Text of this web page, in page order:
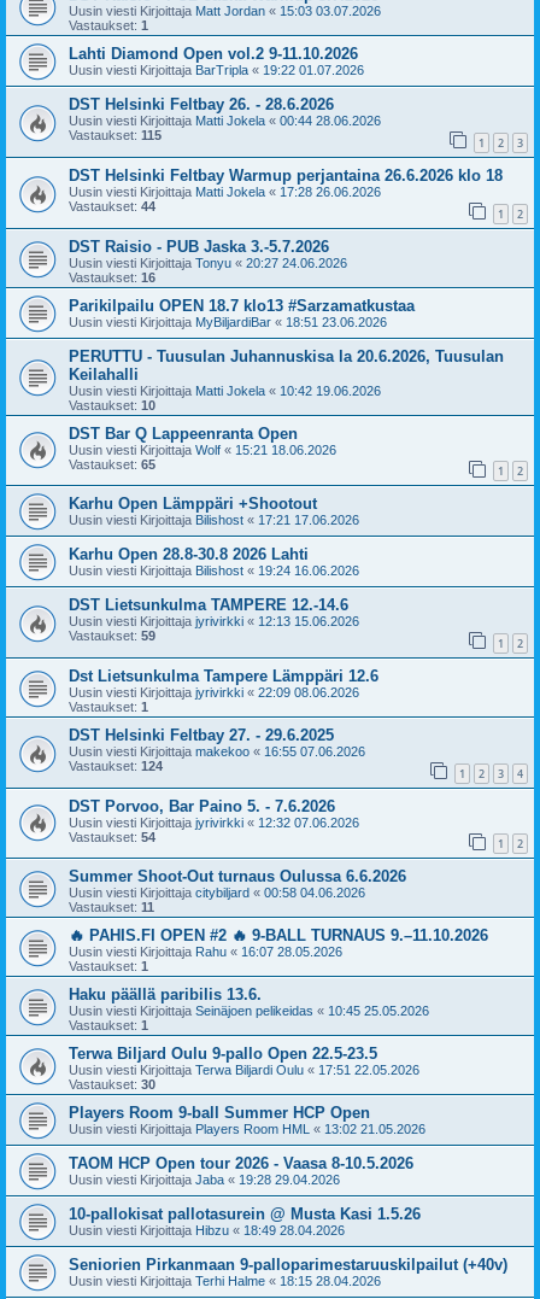
Uusin viesti Kirjoittaja Matt Jordan « 15:03 03.07.2026
Vastaukset: 1
Lahti Diamond Open vol.2 9-11.10.2026
Uusin viesti Kirjoittaja BarTripla « 19:22 01.07.2026
DST Helsinki Feltbay 26. - 28.6.2026
Uusin viesti Kirjoittaja Matti Jokela « 00:44 28.06.2026
Vastaukset: 115 1 2 3
DST Helsinki Feltbay Warmup perjantaina 26.6.2026 klo 18
Uusin viesti Kirjoittaja Matti Jokela « 17:28 26.06.2026
Vastaukset: 44 1 2
DST Raisio - PUB Jaska 3.-5.7.2026
Uusin viesti Kirjoittaja Tonyu « 20:27 24.06.2026
Vastaukset: 16
Parikilpailu OPEN 18.7 klo13 #Sarzamatkustaa
Uusin viesti Kirjoittaja MyBiljardiBar « 18:51 23.06.2026
PERUTTU - Tuusulan Juhannuskisa la 20.6.2026, Tuusulan
Keilahalli
Uusin viesti Kirjoittaja Matti Jokela « 10:42 19.06.2026
Vastaukset: 10
DST Bar Q Lappeenranta Open
Uusin viesti Kirjoittaja Wolf « 15:21 18.06.2026
Vastaukset: 65 1 2
Karhu Open Lämppäri +Shootout
Uusin viesti Kirjoittaja Bilishost « 17:21 17.06.2026
Karhu Open 28.8-30.8 2026 Lahti
Uusin viesti Kirjoittaja Bilishost « 19:24 16.06.2026
DST Lietsunkulma TAMPERE 12.-14.6
Uusin viesti Kirjoittaja jyrivirkki « 12:13 15.06.2026
Vastaukset: 59 1 2
Dst Lietsunkulma Tampere Lämppäri 12.6
Uusin viesti Kirjoittaja jyrivirkki « 22:09 08.06.2026
Vastaukset: 1
DST Helsinki Feltbay 27. - 29.6.2025
Uusin viesti Kirjoittaja makekoo « 16:55 07.06.2026
Vastaukset: 124 1 2 3 4
DST Porvoo, Bar Paino 5. - 7.6.2026
Uusin viesti Kirjoittaja jyrivirkki « 12:32 07.06.2026
Vastaukset: 54 1 2
Summer Shoot-Out turnaus Oulussa 6.6.2026
Uusin viesti Kirjoittaja citybiljard « 00:58 04.06.2026
Vastaukset: 11
🔥 PAHIS.FI OPEN #2 🔥 9-BALL TURNAUS 9.–11.10.2026
Uusin viesti Kirjoittaja Rahu « 16:07 28.05.2026
Vastaukset: 1
Haku päällä paribilis 13.6.
Uusin viesti Kirjoittaja Seinäjoen pelikeidas « 10:45 25.05.2026
Vastaukset: 1
Terwa Biljard Oulu 9-pallo Open 22.5-23.5
Uusin viesti Kirjoittaja Terwa Biljardi Oulu « 17:51 22.05.2026
Vastaukset: 30
Players Room 9-ball Summer HCP Open
Uusin viesti Kirjoittaja Players Room HML « 13:02 21.05.2026
TAOM HCP Open tour 2026 - Vaasa 8-10.5.2026
Uusin viesti Kirjoittaja Jaba « 19:28 29.04.2026
10-pallokisat pallotasurein @ Musta Kasi 1.5.26
Uusin viesti Kirjoittaja Hibzu « 18:49 28.04.2026
Seniorien Pirkanmaan 9-palloparimestaruuskilpailut (+40v)
Uusin viesti Kirjoittaja Terhi Halme « 18:15 28.04.2026